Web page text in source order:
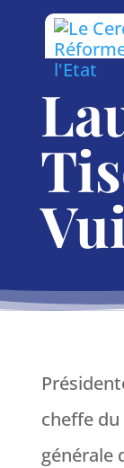
cheffe du
générale